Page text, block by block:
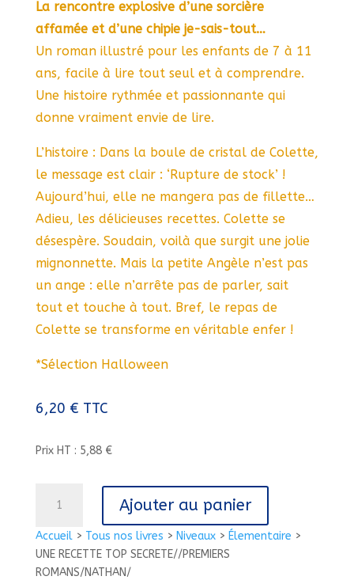
Accueil> Tous nos livres > Niveaux> Élementaire >
UNE RECETTE TOP SECRETE//PREMIERS
ROMANS/NATHAN/
La rencontre explosive d’une sorcière
affamée et d’une chipie je-sais-tout…
Un roman illustré pour les enfants de 7 à 11
ans, facile à lire tout seul et à comprendre.
Une histoire rythmée et passionnante qui
donne vraiment envie de lire.
L’histoire : Dans la boule de cristal de Colette,
le message est clair : ‘Rupture de stock’ !
Aujourd’hui, elle ne mangera pas de fillette…
Adieu, les délicieuses recettes. Colette se
désespère. Soudain, voilà que surgit une jolie
mignonnette. Mais la petite Angèle n’est pas
un ange : elle n’arrête pas de parler, sait
tout et touche à tout. Bref, le repas de
Colette se transforme en véritable enfer !
*Sélection Halloween
6,20 € TTC
Prix HT : 5,88 €
UNE
RECETTE
TOP
Ajouter au panier